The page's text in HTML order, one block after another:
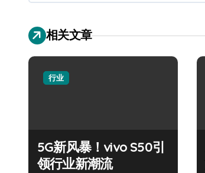
相关文章
行业
5G新风暴！vivo S50引
领行业新潮流